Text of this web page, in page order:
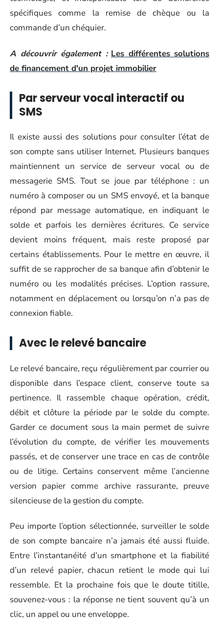
spécifiques comme la remise de chèque ou la
commande d’un chéquier.
A découvrir également : Les différentes solutions
de financement d'un projet immobilier
Par serveur vocal interactif ou
SMS
Il existe aussi des solutions pour consulter l’état de
son compte sans utiliser Internet. Plusieurs banques
maintiennent un service de serveur vocal ou de
messagerie SMS. Tout se joue par téléphone : un
numéro à composer ou un SMS envoyé, et la banque
répond par message automatique, en indiquant le
solde et parfois les dernières écritures. Ce service
devient moins fréquent, mais reste proposé par
certains établissements. Pour le mettre en œuvre, il
suffit de se rapprocher de sa banque afin d’obtenir le
numéro ou les modalités précises. L’option rassure,
notamment en déplacement ou lorsqu’on n’a pas de
connexion fiable.
Avec le relevé bancaire
Le relevé bancaire, reçu régulièrement par courrier ou
disponible dans l’espace client, conserve toute sa
pertinence. Il rassemble chaque opération, crédit,
débit et clôture la période par le solde du compte.
Garder ce document sous la main permet de suivre
l’évolution du compte, de vérifier les mouvements
passés, et de conserver une trace en cas de contrôle
ou de litige. Certains conservent même l’ancienne
version papier comme archive rassurante, preuve
silencieuse de la gestion du compte.
Peu importe l’option sélectionnée, surveiller le solde
de son compte bancaire n’a jamais été aussi fluide.
Entre l’instantanéité d’un smartphone et la fiabilité
d’un relevé papier, chacun retient le mode qui lui
ressemble. Et la prochaine fois que le doute titille,
souvenez-vous : la réponse ne tient souvent qu’à un
clic, un appel ou une enveloppe.